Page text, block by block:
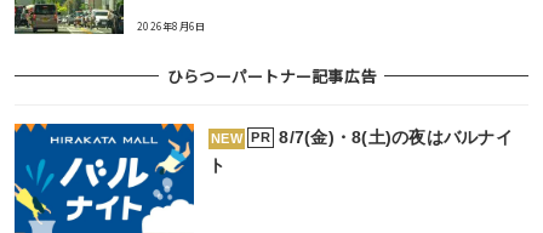
2026年8月6日
ひらつーパートナー記事広告
NEW PR
8/7(金)・8(土)の夜はバルナイ
ト